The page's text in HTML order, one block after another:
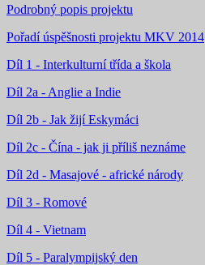
Podrobný popis projektu
Pořadí úspěšnosti projektu MKV 2014
Díl 1 - Interkulturní třída a škola
Díl 2a - Anglie a Indie
Díl 2b - Jak žijí Eskymáci
Díl 2c - Čína - jak ji příliš neznáme
Díl 2d - Masajové - africké národy
Díl 3 - Romové
Díl 4 - Vietnam
Díl 5 - Paralympijský den